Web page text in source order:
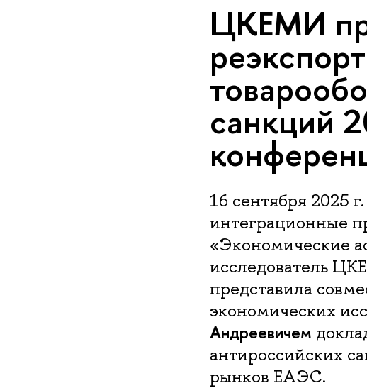
ЦКЕМИ
санкций
16 сентября 2025
интеграционные
«Экономические
исследователь
представила
экономических
Андреевичем
антироссийских
рынков ЕАЭС.